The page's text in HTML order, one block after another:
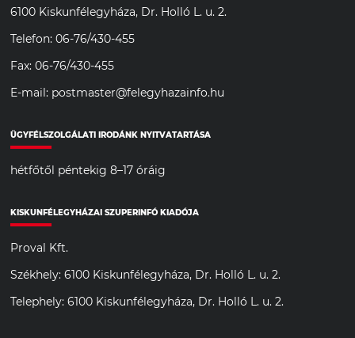
6100 Kiskunfélegyháza, Dr. Holló L. u. 2.
Telefon: 06-76/430-455
Fax: 06-76/430-455
E-mail: postmaster@felegyhazainfo.hu
ÜGYFÉLSZOLGÁLATI IRODÁNK NYITVATARTÁSA
hétfőtől péntekig 8–17 óráig
KISKUNFÉLEGYHÁZAI SZUPERINFÓ KIADÓJA
Proval Kft.
Székhely: 6100 Kiskunfélegyháza, Dr. Holló L. u. 2.
Telephely: 6100 Kiskunfélegyháza, Dr. Holló L. u. 2.